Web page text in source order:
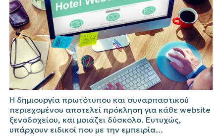
Η δημιουργία πρωτότυπου και συναρπαστικού
περιεχομένου αποτελεί πρόκληση για κάθε website
ξενοδοχείου, και μοιάζει δύσκολο. Ευτυχώς,
υπάρχουν ειδικοί που με την εμπειρία...